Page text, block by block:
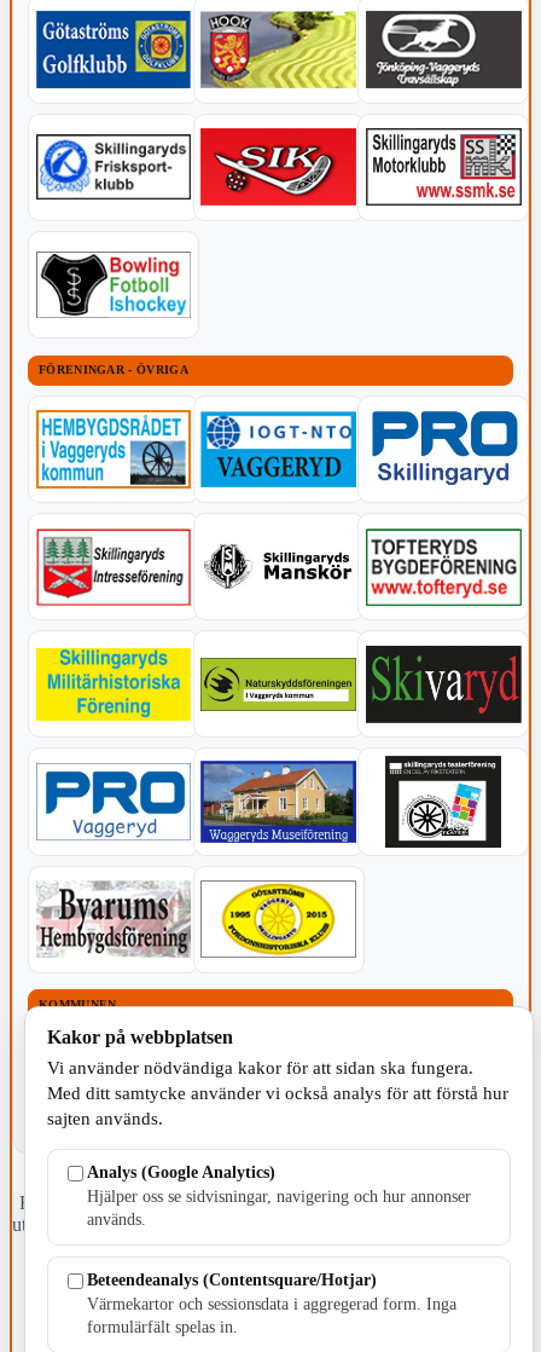
FÖRENINGAR - ÖVRIGA
KOMMUNEN
Fristående webbtidningsföretag grundat 1991 som sedan 2002 ger
ut tidningen Skillingaryd.nu och 2010 lanserades Värnamo.nu. Från
april 2026 omfattar Skillingaryd.nu tre kommuner: Gnosjö,
Kontakta oss
E-post: redaktionen@skillingaryd.nu
Kakor på webbplatsen
Vi använder nödvändiga kakor för att sidan ska fungera.
Med ditt samtycke använder vi också analys för att förstå hur
sajten används.
Analys (Google Analytics)
Hjälper oss se sidvisningar, navigering och hur annonser
används.
Beteendeanalys (Contentsquare/Hotjar)
Värmekartor och sessionsdata i aggregerad form. Inga
formulärfält spelas in.